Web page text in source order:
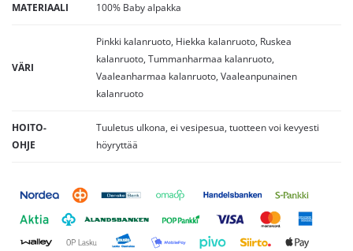
MATERIAALI 100% Baby alpakka
VÄRI
Pinkki kalanruoto, Hiekka kalanruoto, Ruskea
kalanruoto, Tummanharmaa kalanruoto,
Vaaleanharmaa kalanruoto, Vaaleanpunainen
kalanruoto
HOITO-
OHJE
Tuuletus ulkona, ei vesipesua, tuotteen voi kevyesti
höyryttää